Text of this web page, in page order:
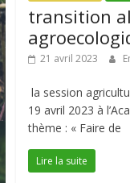
transition
21 avril 2023
la session
19 avril 2023 à
thème : « Faire de
Lire la suite